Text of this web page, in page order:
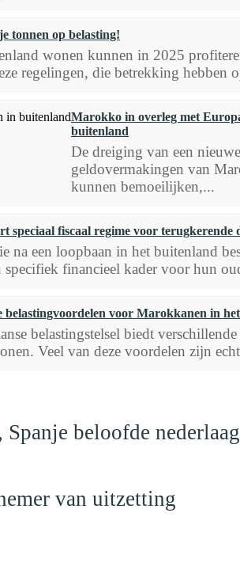
tonnen op belasting!
wonen kunnen in 2025
regelingen, die betrekking hebben
Marokko in overleg met
buitenland
De dreiging van een
geldovermakingen van
kunnen bemoeilijken,...
speciaal fiscaal regime voor terugkerende
na een loopbaan in het buitenland
specifiek financieel kader voor hun
belastingvoordelen voor Marokkanen in
belastingstelsel biedt
Veel van deze voordelen zijn
beloofde nederlaag
van uitzetting